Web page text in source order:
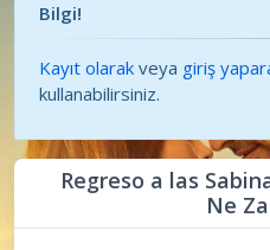
Bilgi!
Kayıt olarak veya giriş
kullanabilirsiniz.
Regreso a las
Ne